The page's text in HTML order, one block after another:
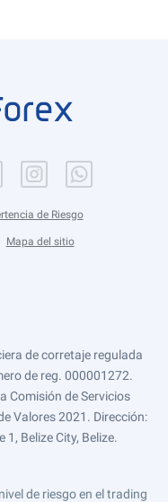
de Riesgo
Mapa del sitio
de corretaje regulada
de reg. 000001272.
Comisión de Servicios
Valores 2021. Dirección:
Belize City, Belize.
de riesgo en el trading